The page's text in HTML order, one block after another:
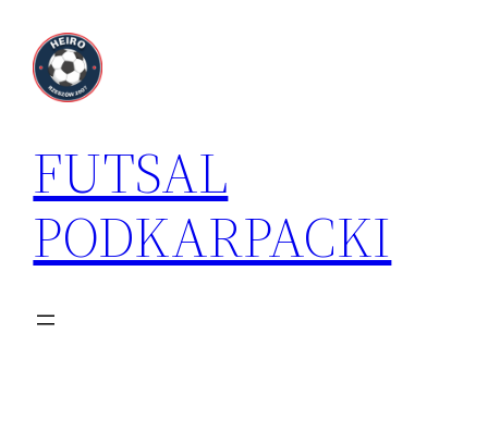
treści
FUTSAL
PODKARPACKI